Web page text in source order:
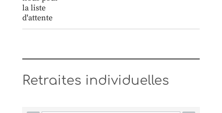
Retraites individuelles